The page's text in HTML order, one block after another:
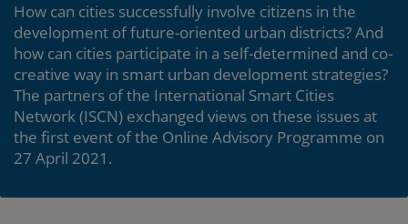
How can cities successfully involve citizens in the
development of future-oriented urban districts? And
how can cities participate in a self-determined and co-
creative way in smart urban development strategies?
The partners of the International Smart Cities
Network (ISCN) exchanged views on these issues at
the first event of the Online Advisory Programme on
27 April 2021.